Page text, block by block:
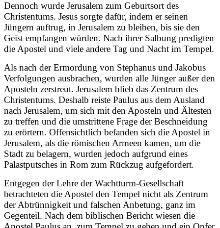
Dennoch wurde Jerusalem zum Geburtsort des
Christentums. Jesus sorgte dafür, indem er seinen
Jüngern auftrug, in Jerusalem zu bleiben, bis sie den
Geist empfangen würden. Nach ihrer Salbung predigten
die Apostel und viele andere Tag und Nacht im Tempel.
Als nach der Ermordung von Stephanus und Jakobus
Verfolgungen ausbrachen, wurden alle Jünger außer den
Aposteln zerstreut. Jerusalem blieb das Zentrum des
Christentums. Deshalb reiste Paulus aus dem Ausland
nach Jerusalem, um sich mit den Aposteln und Ältesten
zu treffen und die umstrittene Frage der Beschneidung
zu erörtern. Offensichtlich befanden sich die Apostel in
Jerusalem, als die römischen Armeen kamen, um die
Stadt zu belagern, wurden jedoch aufgrund eines
Palastputsches in Rom zum Rückzug aufgefordert.
Entgegen der Lehre der Wachtturm-Gesellschaft
betrachteten die Apostel den Tempel nicht als Zentrum
der Abtrünnigkeit und falschen Anbetung, ganz im
Gegenteil. Nach dem biblischen Bericht wiesen die